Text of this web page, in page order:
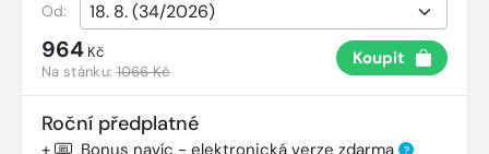
Od:
964 Kč
Na stánku:1066 Kč
Koupit
Roční předplatné
+ Bonus navíc - elektronická verze zdarma ?